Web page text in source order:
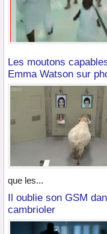
Les moutons
Emma Watson sur
que les...
Il oublie son GSM
cambrioler